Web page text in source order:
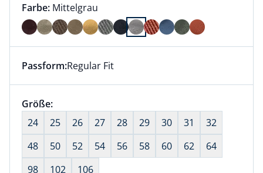
Farbauswahl:
Farbe: aktuell ausgewählt:
Mittelgrau
Farbe Mittelgrau ausgewählt
Dieser Artikel hat die Passform Regular Fit. für
Passform:Regular Fit
Größenauswahl:
Größe:nichts ausgewählt
24
25 26 27 28 29 30 31
32
48
50 52 54 56 58 60 62
64
98
102
106